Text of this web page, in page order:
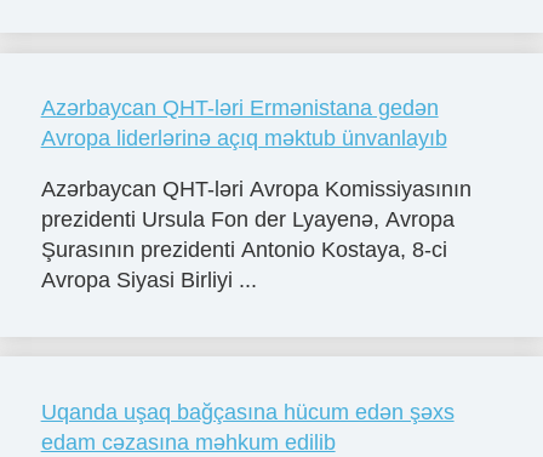
Azərbaycan QHT-ləri Ermənistana gedən
Avropa liderlərinə açıq məktub ünvanlayıb
Azərbaycan QHT-ləri Avropa Komissiyasının
prezidenti Ursula Fon der Lyayenə, Avropa
Şurasının prezidenti Antonio Kostaya, 8-ci
Avropa Siyasi Birliyi ...
Uqanda uşaq bağçasına hücum edən şəxs
edam cəzasına məhkum edilib